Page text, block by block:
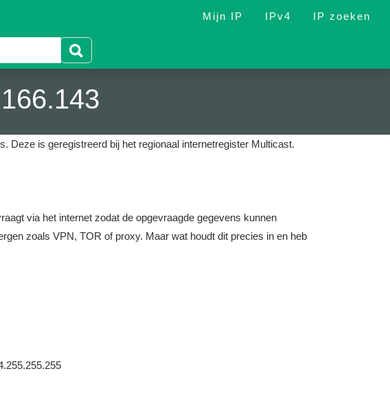
Mijn IP IPv4 IP zoeken
Deze is geregistreerd bij het regionaal internetregister Multicast.
via het internet zodat de opgevraagde gegevens kunnen
zoals VPN, TOR of proxy. Maar wat houdt dit precies in en heb